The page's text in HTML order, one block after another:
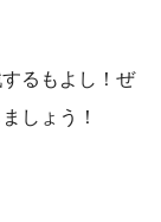
るもよし！ぜ
しょう！